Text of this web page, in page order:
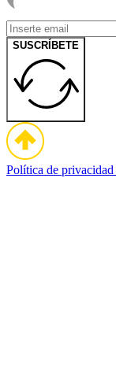
SUSCRÍBETE
Política de privacidad